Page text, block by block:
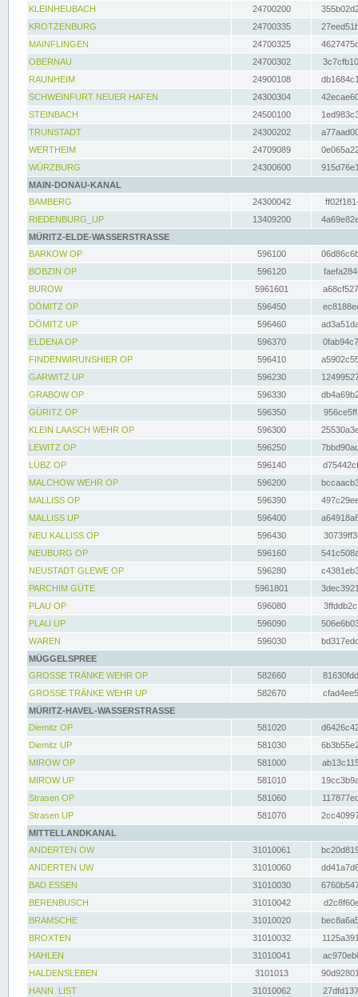
KLEINHEUBACH 24700200
KROTZENBURG
24700335
MAINFLINGEN
24700325
OBERNAU
24700302
RAUNHEIM
24900108
SCHWEINFURT NEUER HAFEN
24300304
STEINBACH
24500100
TRUNSTADT
24300202
WERTHEIM
24709089
WÜRZBURG
24300600
MAIN-DONAU-KANAL
BAMBERG
24300042
RIEDENBURG_UP
13409200
MÜRITZ-ELDE-WASSERSTRASSE
BARKOW OP
596100
BOBZIN OP
596120
BUROW
5961601
DÖMITZ OP
596450
DÖMITZ UP
596460
ELDENA OP
596370
FINDENWIRUNSHIER OP
596410
GARWITZ UP
596230
GRABOW OP
596330
GÜRITZ OP
596350
KLEIN LAASCH WEHR OP
596300
LEWITZ OP
596250
LÜBZ OP
596140
MALCHOW WEHR OP
596200
MALLISS OP
596390
MALLISS UP
596400
NEU KALLISS OP
596430
NEUBURG OP
596160
NEUSTADT GLEWE OP
596280
PARCHIM GÜTE
5961801
PLAU OP
596080
PLAU UP
596090
WAREN
596030
MÜGGELSPREE
GROSSE TRÄNKE WEHR OP
582660
GROSSE TRÄNKE WEHR UP
582670
MÜRITZ-HAVEL-WASSERSTRASSE
Diemitz OP
581020
Diemitz UP
581030
MIROW OP
581000
MIROW UP
581010
Strasen OP
581060
Strasen UP
581070
MITTELLANDKANAL
ANDERTEN OW
31010061
ANDERTEN UW
31010060
BAD ESSEN
31010030
BERENBUSCH
31010042
BRAMSCHE
31010020
BROXTEN
31010032
HAHLEN
31010041
HALDENSLEBEN
3101013
HANN. LIST
31010062